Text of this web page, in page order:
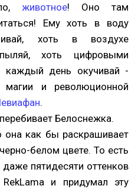
животное! Оно там
Ему хоть в воду
хоть в воздухе
хоть цифровыми
каждый день окучивай -
магии и революционной
.
Белоснежка.
она как бы раскрашивает
белом цвете. То есть
пятидесяти оттенков
и придумал эту